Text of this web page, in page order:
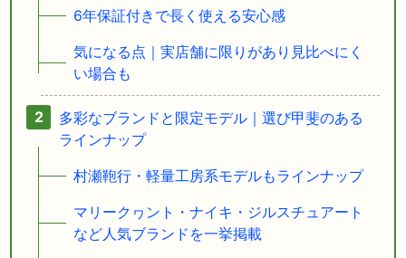
6年保証付きで長く使える安心感
気になる点｜実店舗に限りがあり見比べにく
い場合も
多彩なブランドと限定モデル｜選び甲斐のある
ラインナップ
村瀬鞄行・軽量工房系モデルもラインナップ
マリークヮント・ナイキ・ジルスチュアート
など人気ブランドを一挙掲載